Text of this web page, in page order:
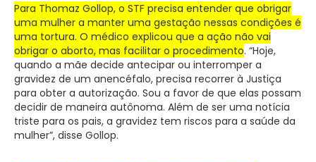
Para Thomaz Gollop, o STF precisa entender que obrigar
uma mulher a manter uma gestação nessas condições é
uma tortura. O médico explicou que a ação não vai
obrigar o aborto, mas facilitar o procedimento. “Hoje,
quando a mãe decide antecipar ou interromper a
gravidez de um anencéfalo, precisa recorrer à Justiça
para obter a autorização. Sou a favor de que elas possam
decidir de maneira autônoma. Além de ser uma notícia
triste para os pais, a gravidez tem riscos para a saúde da
mulher”, disse Gollop.